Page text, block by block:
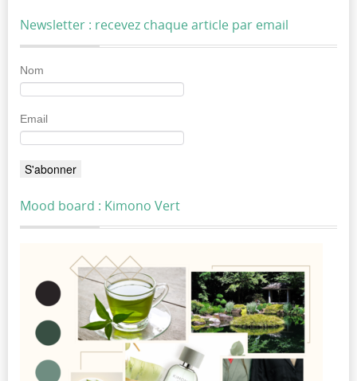
Newsletter : recevez chaque article par email
Nom
Email
Mood board : Kimono Vert